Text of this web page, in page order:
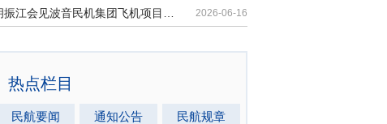
2026-06-16
热点栏目
民航要闻 通知公告
民航规章